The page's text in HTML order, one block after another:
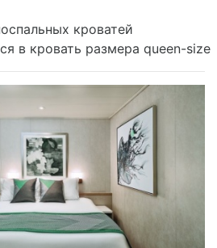
кроватей
в кровать размера queen-size